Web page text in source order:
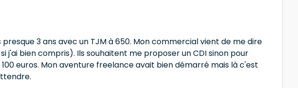
3 ans avec un TJM à 650. Mon commercial vient de me dire
j'ai bien compris). Ils souhaitent me proposer un CDI sinon pour
euros. Mon aventure freelance avait bien démarré mais là c'est